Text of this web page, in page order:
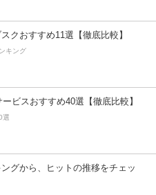
クおすすめ11選【徹底比較】
キング
ビスおすすめ40選【徹底比較】
選
グから、ヒットの推移をチェッ